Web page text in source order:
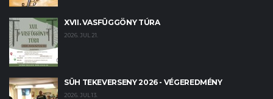
XVII. VASFÜGGÖNY TÚRA
2026. JUL 21.
SÜH TEKEVERSENY 2026 - VÉGEREDMÉNY
2026. JUL 13.